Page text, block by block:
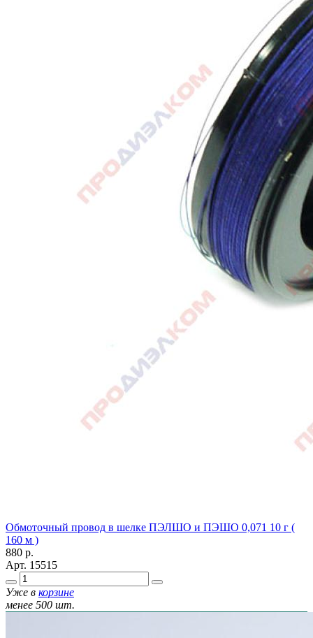
Обмоточный провод в шелке ПЭЛШО и ПЭШО 0,071 10 г (
160 м )
880 р.
Арт. 15515
Уже в корзине
менее 500 шт.